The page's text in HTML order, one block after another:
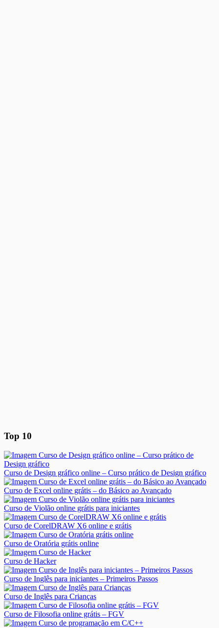
Top 10
Curso de Design gráfico online – Curso prático de Design gráfico
Curso de Excel online grátis – do Básico ao Avançado
Curso de Violão online grátis para iniciantes
Curso de CorelDRAW X6 online e grátis
Curso de Oratória grátis online
Curso de Hacker
Curso de Inglês para iniciantes – Primeiros Passos
Curso de Inglês para Crianças
Curso de Filosofia online grátis – FGV